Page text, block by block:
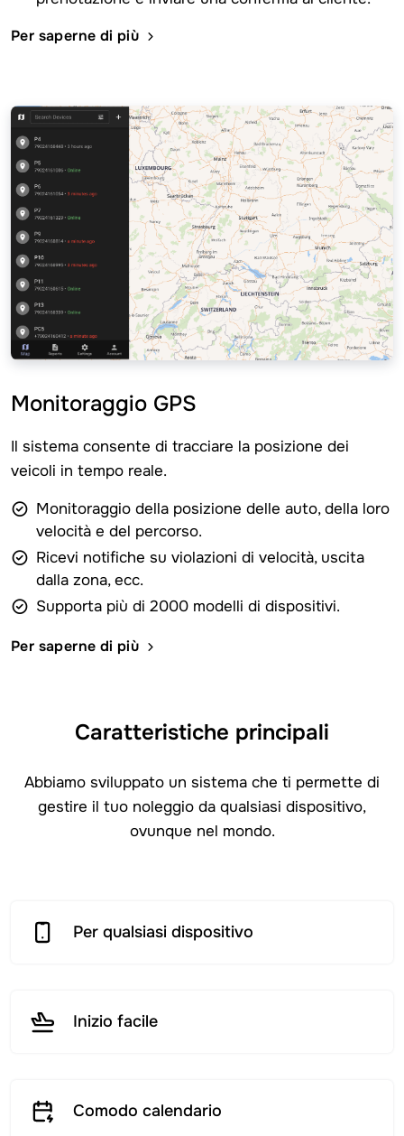
Per saperne di più
Monitoraggio GPS
Il sistema consente di tracciare la posizione dei
veicoli in tempo reale.
Monitoraggio della posizione delle auto, della loro
velocità e del percorso.
Ricevi notifiche su violazioni di velocità, uscita
dalla zona, ecc.
Supporta più di 2000 modelli di dispositivi.
Per saperne di più
Caratteristiche principali
Abbiamo sviluppato un sistema che ti permette di
gestire il tuo noleggio da qualsiasi dispositivo,
ovunque nel mondo.
Per qualsiasi dispositivo
Inizio facile
Comodo calendario